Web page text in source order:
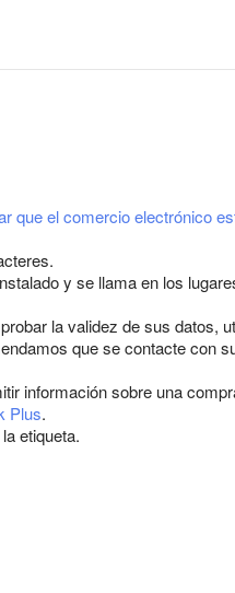
que el comercio electrónico
y se llama en los
la validez de sus datos,
que se contacte con
información sobre una
Plus.
etiqueta.